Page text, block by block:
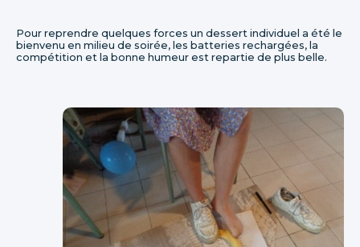
Pour reprendre quelques forces un dessert individuel a été le
bienvenu en milieu de soirée, les batteries rechargées, la
compétition et la bonne humeur est repartie de plus belle.